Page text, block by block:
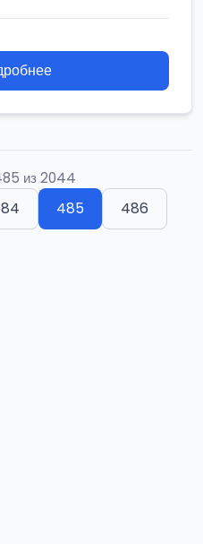
из 2044
485
486